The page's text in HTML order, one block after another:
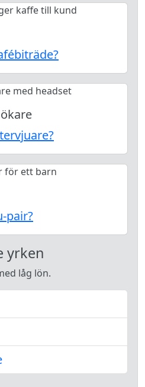
pair?
yrken
låg lön.